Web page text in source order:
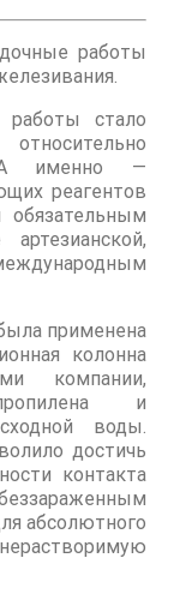
работы
работы стало
А именно —
реагентов
обязательным
применена
колонна
компании,
и
воды.
достичь
контакта
абсолютного